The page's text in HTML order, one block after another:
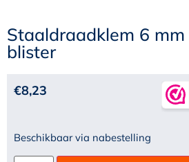
Staaldraadklem 6
blister
€8,23
Beschikbaar via nabestelling